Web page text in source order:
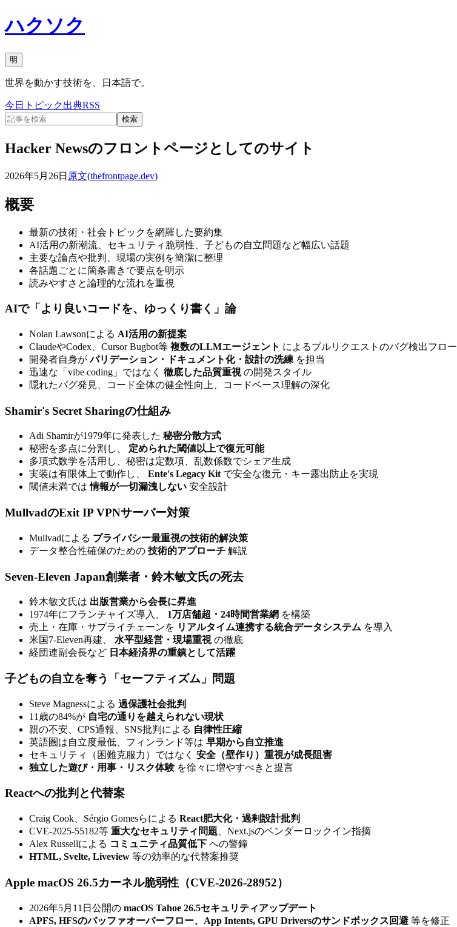
ハクソク
明
世界を動かす技術を、日本語で。
今日 トピック出典RSS
検索
Hacker Newsのフロントページとしてのサイト
2026年5月26日 原文(thefrontpage.dev)
概要
最新の技術・社会トピックを網羅した要約集
AI活用の新潮流、セキュリティ脆弱性、子どもの自立問題など幅広い話題
主要な論点や批判、現場の実例を簡潔に整理
各話題ごとに箇条書きで要点を明示
読みやすさと論理的な流れを重視
AIで「より良いコードを、ゆっくり書く」論
Nolan Lawsonによる AI活用の新提案
ClaudeやCodex、Cursor Bugbot等 複数のLLMエージェント によるプルリクエストのバグ検出フロー
開発者自身がバリデーション・ドキュメント化・設計の洗練 を担当
迅速な「vibe coding」ではなく 徹底した品質重視の開発スタイル
隠れたバグ発見、コード全体の健全性向上、コードベース理解の深化
Shamir's Secret Sharingの仕組み
Adi Shamirが1979年に発表した 秘密分散方式
秘密を多点に分割し、 定められた閾値以上で復元可能
多項式数学を活用し、秘密は定数項、乱数係数でシェア生成
実装は有限体上で動作し、 Ente's Legacy Kit で安全な復元・キー露出防止を実現
閾値未満では情報が一切漏洩しない 安全設計
MullvadのExit IP VPNサーバー対策
Mullvadによる プライバシー最重視の技術的解決策
データ整合性確保のための 技術的アプローチ 解説
Seven-Eleven Japan創業者・鈴木敏文氏の死去
鈴木敏文氏は 出版営業から会長に昇進
1974年にフランチャイズ導入、 1万店舗超・24時間営業網 を構築
売上・在庫・サプライチェーンを リアルタイム連携する統合データシステム を導入
米国7-Eleven再建、 水平型経営・現場重視の徹底
経団連副会長など 日本経済界の重鎮として活躍
子どもの自立を奪う「セーフティズム」問題
Steve Magnessによる 過保護社会批判
11歳の84%が 自宅の通りを越えられない現状
親の不安、CPS通報、SNS批判による 自律性圧縮
英語圏は自立度最低、フィンランド等は 早期から自立推進
セキュリティ（困難克服力）ではなく 安全（壁作り）重視が成長阻害
独立した遊び・用事・リスク体験を徐々に増やすべきと提言
Reactへの批判と代替案
Craig Cook、Sérgio Gomesらによる React肥大化・過剰設計批判
CVE-2025-55182等 重大なセキュリティ問題 、Next.jsのベンダーロックイン指摘
Alex Russellによる コミュニティ品質低下 への警鐘
HTML, Svelte, Liveview 等の効率的な代替案推奨
Apple macOS 26.5カーネル脆弱性（CVE-2026-28952）
2026年5月11日公開の macOS Tahoe 26.5セキュリティアップデート
APFS, HFSのバッファオーバーフロー、App Intents, GPU Driversのサンドボックス回避 等を修正